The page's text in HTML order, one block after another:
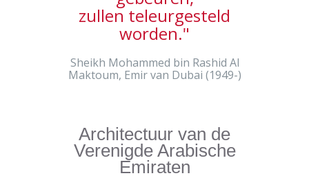
zullen teleurgesteld
worden."
Sheikh Mohammed bin Rashid Al
Maktoum, Emir van Dubai (1949-)
Architectuur van de
Verenigde Arabische
Emiraten